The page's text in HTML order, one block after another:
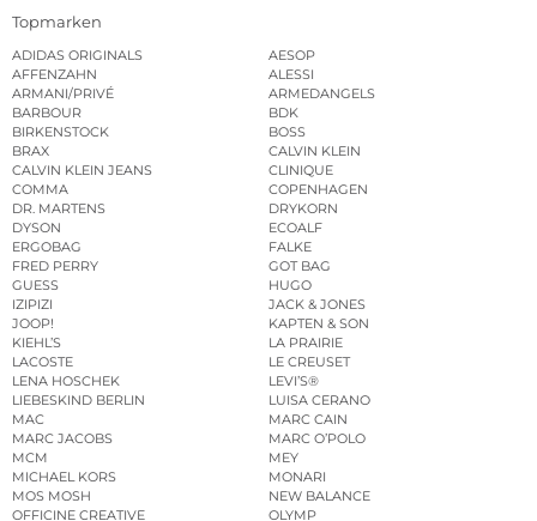
Topmarken
ADIDAS ORIGINALS
AESOP
AFFENZAHN
ALESSI
ARMANI/PRIVÉ
ARMEDANGELS
BARBOUR
BDK
BIRKENSTOCK
BOSS
BRAX
CALVIN KLEIN
CALVIN KLEIN JEANS
CLINIQUE
COMMA
COPENHAGEN
DR. MARTENS
DRYKORN
DYSON
ECOALF
ERGOBAG
FALKE
FRED PERRY
GOT BAG
GUESS
HUGO
IZIPIZI
JACK & JONES
JOOP!
KAPTEN & SON
KIEHL’S
LA PRAIRIE
LACOSTE
LE CREUSET
LENA HOSCHEK
LEVI’S®
LIEBESKIND BERLIN
LUISA CERANO
MAC
MARC CAIN
MARC JACOBS
MARC O’POLO
MCM
MEY
MICHAEL KORS
MONARI
MOS MOSH
NEW BALANCE
OFFICINE CREATIVE
OLYMP